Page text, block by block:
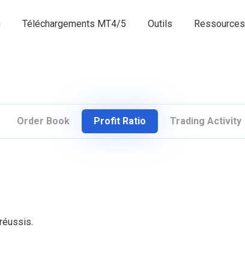
Téléchargements MT4/5 Outils Ressources
Order Book Profit Ratio Trading Activity